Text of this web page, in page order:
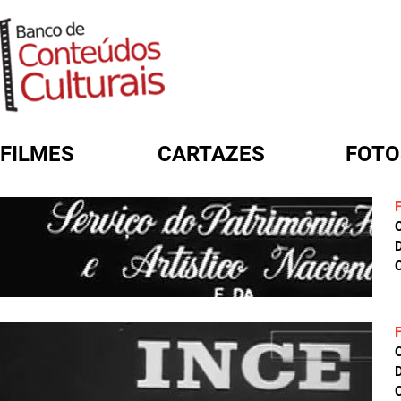
FILMES CARTAZES
FORMULÁRIO DE BUSCA